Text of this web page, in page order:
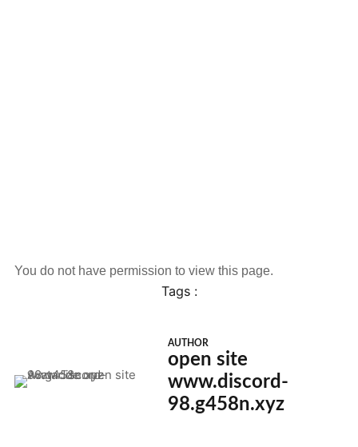
You do not have permission to view this page.
Tags :
AUTHOR
open site
www.discord-
98.g458n.xyz